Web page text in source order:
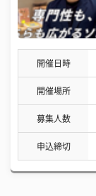
開催日時
開催場所
募集人数
申込締切